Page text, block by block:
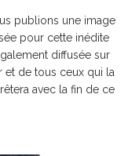
publions une image
pour cette inédite
diffusée sur
et de tous ceux qui la
avec la fin de ce